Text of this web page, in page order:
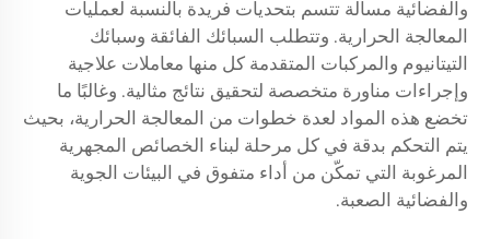
والفضائية مسألة تتسم بتحديات فريدة بالنسبة لعمليات
المعالجة الحرارية. وتتطلب السبائك الفائقة وسبائك
التيتانيوم والمركبات المتقدمة كل منها معاملات علاجية
وإجراءات مناورة متخصصة لتحقيق نتائج مثالية. وغالبًا ما
تخضع هذه المواد لعدة خطوات من المعالجة الحرارية، بحيث
يتم التحكم بدقة في كل مرحلة لبناء الخصائص المجهرية
المرغوبة التي تمكّن من أداء متفوق في البيئات الجوية
والفضائية الصعبة.